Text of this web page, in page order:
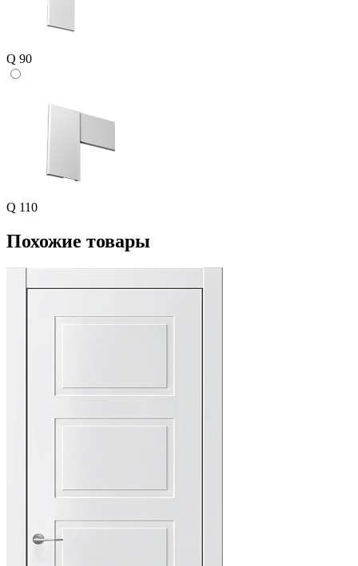
Q 90
Q 110
Похожие товары